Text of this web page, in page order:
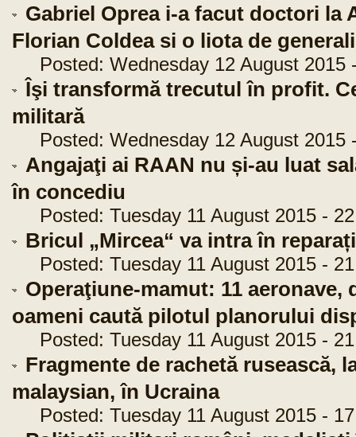
Gabriel Oprea i-a facut doctori la
Florian Coldea si o liota de
Posted: Wednesday 12 August 2015
Îşi transformă trecutul în profit.
militară
Posted: Wednesday 12 August 2015
Angajaţi ai RAAN nu și-au luat
în concediu
Posted: Tuesday 11 August 2015 -
Bricul „Mircea“ va intra în
Posted: Tuesday 11 August 2015 -
Operaţiune-mamut: 11 aeronave,
oameni caută pilotul planorului
Posted: Tuesday 11 August 2015 -
Fragmente de rachetă rusească,
malaysian, în Ucraina
Posted: Tuesday 11 August 2015 -